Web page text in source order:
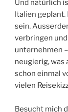
Und natürlich
Italien geplant.
sein.
verbringen
unternehmen
neugierig, was
schon einmal
vielen
Besucht mich